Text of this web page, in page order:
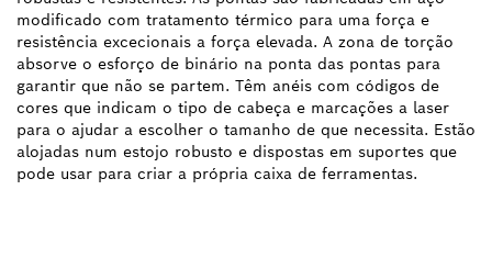
modificado com tratamento térmico para uma força e
resistência excecionais a força elevada. A zona de torção
absorve o esforço de binário na ponta das pontas para
garantir que não se partem. Têm anéis com códigos de
cores que indicam o tipo de cabeça e marcações a laser
para o ajudar a escolher o tamanho de que necessita. Estão
alojadas num estojo robusto e dispostas em suportes que
pode usar para criar a própria caixa de ferramentas.